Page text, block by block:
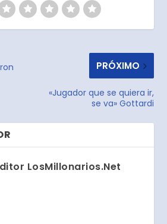
PRÓXIMO
«Jugador que se quiera ir,
se va» Gottardi
LosMillonarios.Net